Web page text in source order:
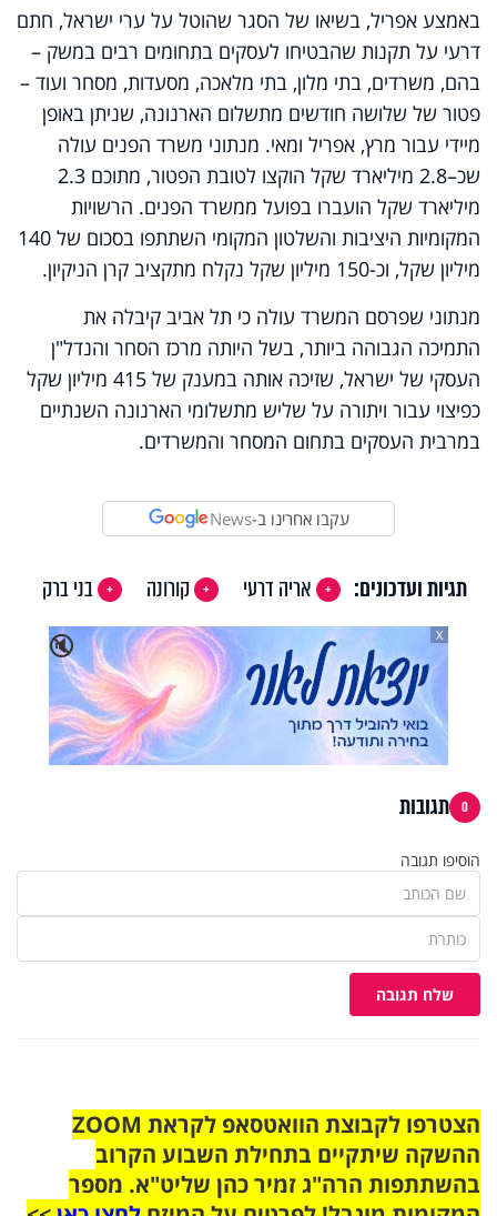
באמצע אפריל, בשיאו של הסגר שהוטל על ערי ישראל, חתם
דרעי על תקנות שהבטיחו לעסקים בתחומים רבים במשק –
בהם, משרדים, בתי מלון, בתי מלאכה, מסעדות, מסחר ועוד –
פטור של שלושה חודשים מתשלום הארנונה, שניתן באופן
מיידי עבור מרץ, אפריל ומאי. מנתוני משרד הפנים עולה
שכ–2.8 מיליארד שקל הוקצו לטובת הפטור, מתוכם 2.3
מיליארד שקל הועברו בפועל ממשרד הפנים. הרשויות
המקומיות היציבות והשלטון המקומי השתתפו בסכום של 140
מיליון שקל, וכ-150 מיליון שקל נקלח מתקציב קרן הניקיון.
מנתוני שפרסם המשרד עולה כי תל אביב קיבלה את
התמיכה הגבוהה ביותר, בשל היותה מרכז הסחר והנדל"ן
העסקי של ישראל, שזיכה אותה במענק של 415 מיליון שקל
כפיצוי עבור ויתורה על שליש מתשלומי הארנונה השנתיים
במרבית העסקים בתחום המסחר והמשרדים.
עקבו אחרינו ב-News
תגיות ועדכונים: אריה דרעי קורונה
בני ברק
🔇
X
0 תגובות
הוסיפו תגובה
שלח תגובה
הצטרפו לקבוצת הוואטסאפ לקראת ZOOM
ההשקה שיתקיים בתחילת השבוע הקרוב
בהשתתפות הרה"ג זמיר כהן שליט"א. מספר